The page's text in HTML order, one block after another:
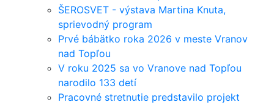
ŠEROSVET - výstava Martina Knuta,
sprievodný program
Prvé bábätko roka 2026 v meste Vranov
nad Topľou
V roku 2025 sa vo Vranove nad Topľou
narodilo 133 detí
Pracovné stretnutie predstavilo projekt